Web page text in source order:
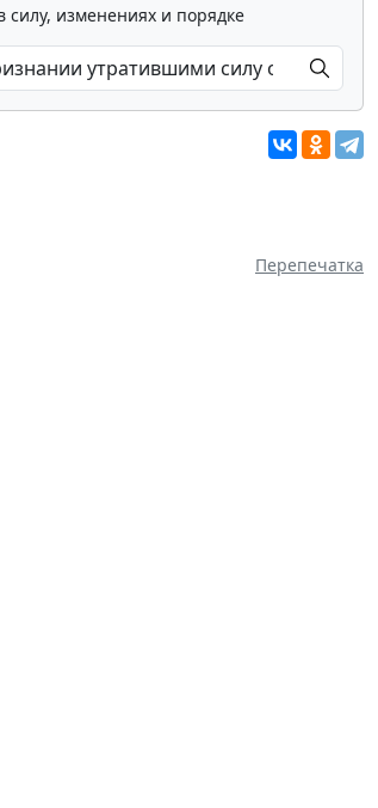
силу, изменениях и порядке
Перепечатка